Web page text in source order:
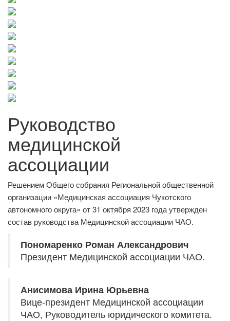
Руководство
медицинской
ассоциации
Решением Общего собрания Региональной общественной
организации «Медицинская ассоциация Чукотского
автономного округа» от 31 октября 2023 года утвержден
состав руководства Медицинской ассоциации ЧАО.
Пономаренко Роман Александрович
Президент Медицинской ассоциации ЧАО.
Анисимова Ирина Юрьевна
Вице-президент Медицинской ассоциации
ЧАО, Руководитель юридического комитета.